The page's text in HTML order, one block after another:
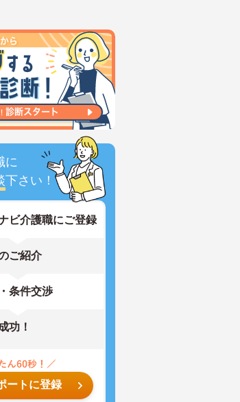
に
下さい！
ビ介護職にご登録
ご紹介
条件交渉
功！
ートに登録